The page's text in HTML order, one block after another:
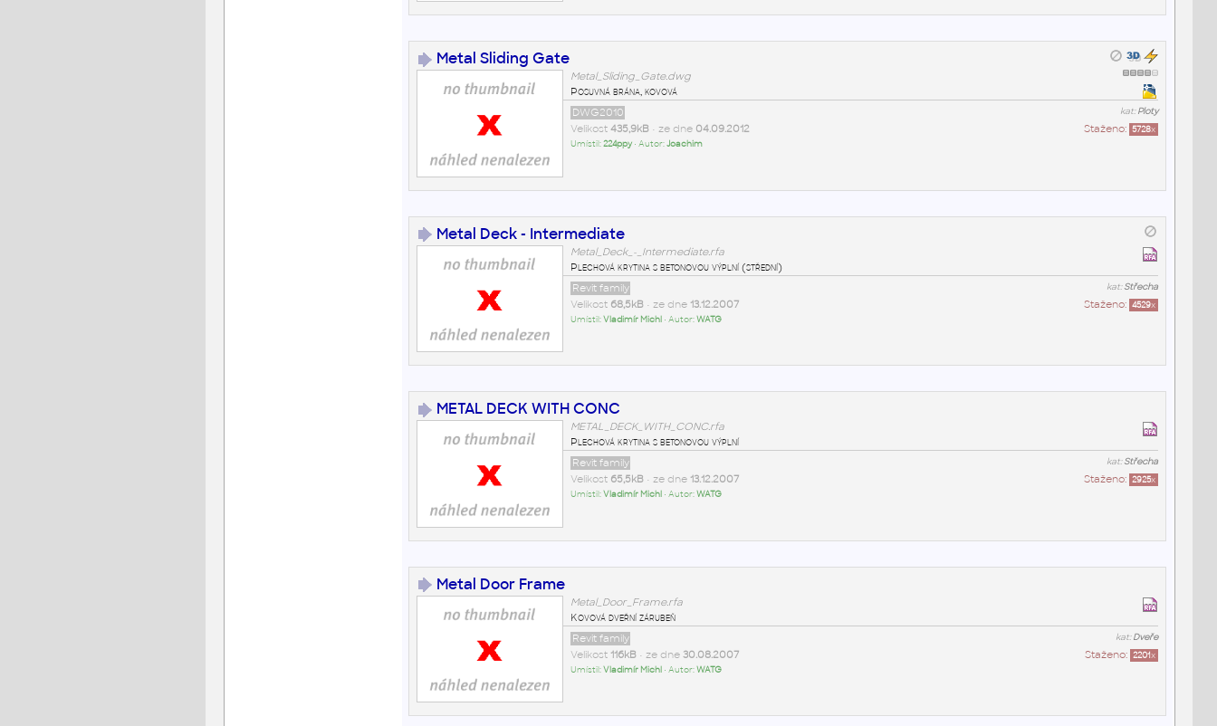
Metal Sliding Gate
Metal_Sliding_Gate.dwg
Posuvná brána, kovová
kat:Ploty
DWG2010
Staženo: 5728x
Velikost 435,9kB• ze dne 04.09.2012
Umístil:224ppy• Autor:Joachim
Metal Deck - Intermediate
Metal_Deck_-_Intermediate.rfa
Plechová krytina s betonovou výplní (střední)
kat:Střecha
Revit family
Staženo: 4529x
Velikost 68,5kB• ze dne 13.12.2007
Umístil:Vladimír Michl• Autor:WATG
METAL DECK WITH CONC
METAL_DECK_WITH_CONC.rfa
Plechová krytina s betonovou výplní
kat:Střecha
Revit family
Staženo: 2925x
Velikost 65,5kB• ze dne 13.12.2007
Umístil:Vladimír Michl • Autor:WATG
Metal Door Frame
Metal_Door_Frame.rfa
Kovová dveřní zárubeň
kat:Dveře
Revit family
Staženo: 2201x
Velikost 116kB• ze dne 30.08.2007
Umístil:Vladimír Michl• Autor:WATG